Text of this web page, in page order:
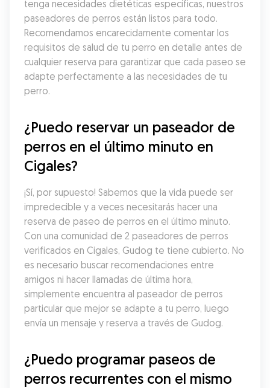
tenga necesidades dietéticas específicas, nuestros
paseadores de perros están listos para todo.
Recomendamos encarecidamente comentar los
requisitos de salud de tu perro en detalle antes de
cualquier reserva para garantizar que cada paseo se
adapte perfectamente a las necesidades de tu
perro.
¿Puedo reservar un paseador de
perros en el último minuto en
Cigales?
¡Sí, por supuesto! Sabemos que la vida puede ser
impredecible y a veces necesitarás hacer una
reserva de paseo de perros en el último minuto.
Con una comunidad de 2 paseadores de perros
verificados en Cigales, Gudog te tiene cubierto. No
es necesario buscar recomendaciones entre
amigos ni hacer llamadas de última hora,
simplemente encuentra al paseador de perros
particular que mejor se adapte a tu perro, luego
envía un mensaje y reserva a través de Gudog.
¿Puedo programar paseos de
perros recurrentes con el mismo